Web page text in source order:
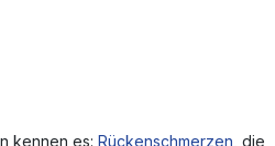
kennen es: Rückenschmerzen , die